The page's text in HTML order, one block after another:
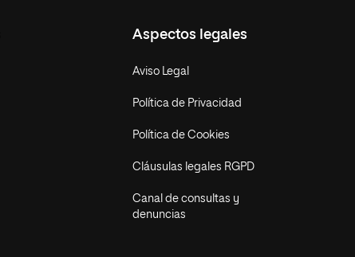
Aspectos legales
Aviso Legal
Política de Privacidad
Política de Cookies
Cláusulas legales RGPD
Canal de consultas y
denuncias